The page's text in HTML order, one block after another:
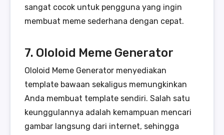
sangat cocok untuk pengguna yang ingin
membuat meme sederhana dengan cepat.
7. Ololoid Meme Generator
Ololoid Meme Generator menyediakan
template bawaan sekaligus memungkinkan
Anda membuat template sendiri. Salah satu
keunggulannya adalah kemampuan mencari
gambar langsung dari internet, sehingga